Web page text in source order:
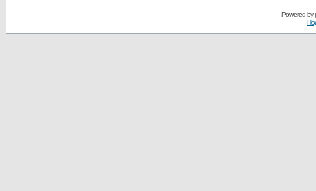
Powered by